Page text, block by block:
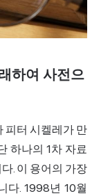
하여 사전으
피터 시켈레가 만
하나의 1차 자료
. 이 용어의 가장
다. 1998년 10월